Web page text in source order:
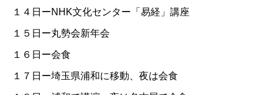
１４日ーNHK文化センター「易経」講座
１５日ー丸勢会新年会
１６日ー会食
１７日ー埼玉県浦和に移動、夜は会食